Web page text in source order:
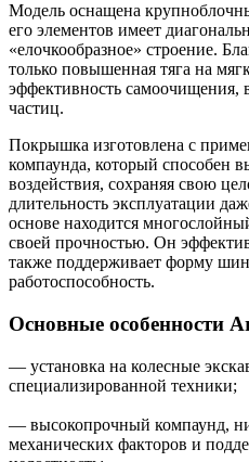
Модель оснащена
его элементов имеет
«елочкообразное» строение.
только повышенная тяга на
эффективность самоочищения,
частиц.
Покрышка изготовлена с
компаунда, который способен
воздействия, сохраняя свою
длительность эксплуатации
основе находится
своей прочностью. Он
также поддерживает форму
работоспособность.
Основные особенности
— установка на колесные
специализированной техники;
— высокопрочный компаунд,
механических факторов и